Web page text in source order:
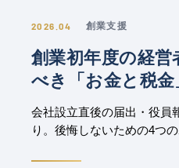
2026.04 創業支援
創業初年度の経
べき「お金と税
会社設立直後の届出・役員
り。後悔しないための4つ